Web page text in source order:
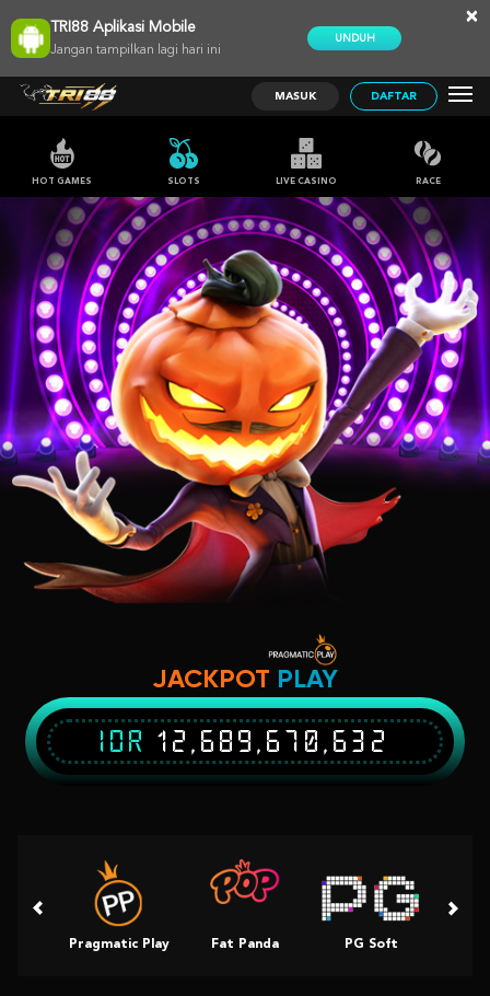
TRI88 Aplikasi Mobile
Jangan tampilkan lagi hari ini
UNDUH
×
MASUK DAFTAR
HOT GAMES SLOTS LIVE CASINO RACE
JACKPOT PLAY
IDR 12,689,670,632
Pragmatic Play Fat Panda PG Soft